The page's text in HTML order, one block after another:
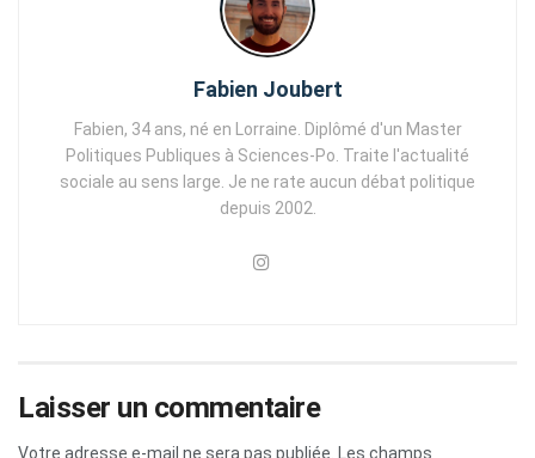
Fabien Joubert
Fabien, 34 ans, né en Lorraine. Diplômé d'un Master
Politiques Publiques à Sciences-Po. Traite l'actualité
sociale au sens large. Je ne rate aucun débat politique
depuis 2002.
Laisser un commentaire
Votre adresse e-mail ne sera pas publiée. Les champs